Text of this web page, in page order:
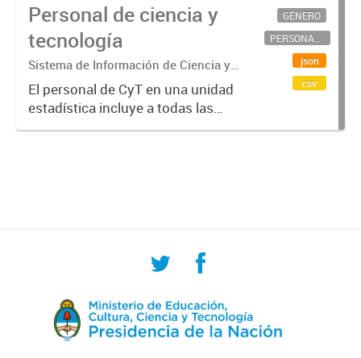
Personal de ciencia y
tecnología
Sistema de Información de Ciencia y
Tecnología Argentino (SICYTAR)
El personal de CyT en una unidad
estadística incluye a todas las
personas involucradas
GÉNERO
PERSONAL CIENTÍFICO-TECNOLÓGICO
json
csv